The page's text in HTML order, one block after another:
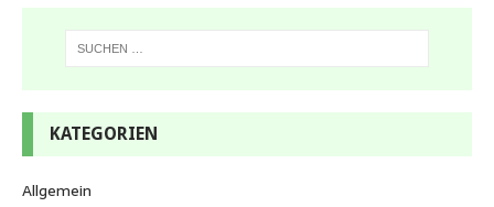
KATEGORIEN
Allgemein